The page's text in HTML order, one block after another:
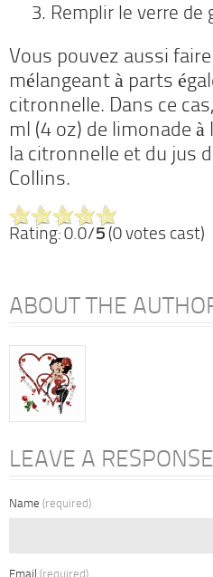
Remplir le verre de
Vous pouvez aussi
mélangeant à parts
citronnelle. Dans ce
ml (4 oz) de limonade
la citronnelle et du jus
Collins.
Rating: 0.0/5 (0 votes cast)
ABOUT THE
LEAVE A RESPONSE
Name (required)